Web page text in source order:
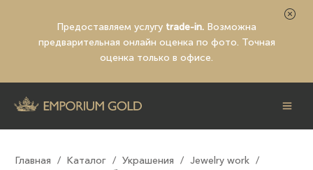
Предоставляем услугу trade-in. Возможна
предварительная онлайн оценка по фото. Точная
оценка только в офисе.
Главная / Каталог / Украшения / Jewelry work /